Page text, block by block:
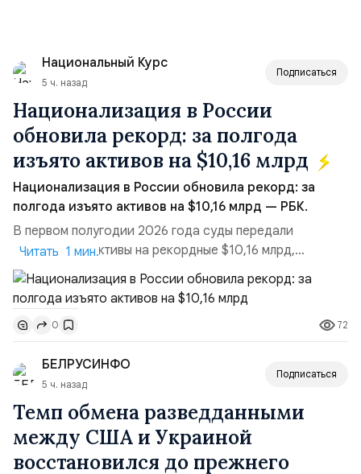
Национальный Курс
5 ч. назад
Подписаться
Национализация в России
обновила рекорд: за полгода
изъято активов на $10,16 млрд
Национализация в России обновила рекорд: за
полгода изъято активов на $10,16 млрд — РБК.
В первом полугодии 2026 года суды передали
государству активы на рекордные $10,16 млрд,
подсчитали аналитики AK&M. Это в 2,5 раза больше,
чем за аналогичный период 2025 года ($3,95 млрд).
Всего зафиксировано 15 национализационных
транзакций, которые обеспечили 42,2% денежного
объёма всего российского рынка слияний и
поглощений. Крупнейшей ...
Читать 1 мин.
0 72
БЕЛРУСИНФО
5 ч. назад
Подписаться
Темп обмена разведданными
между США и Украиной
восстановился до прежнего